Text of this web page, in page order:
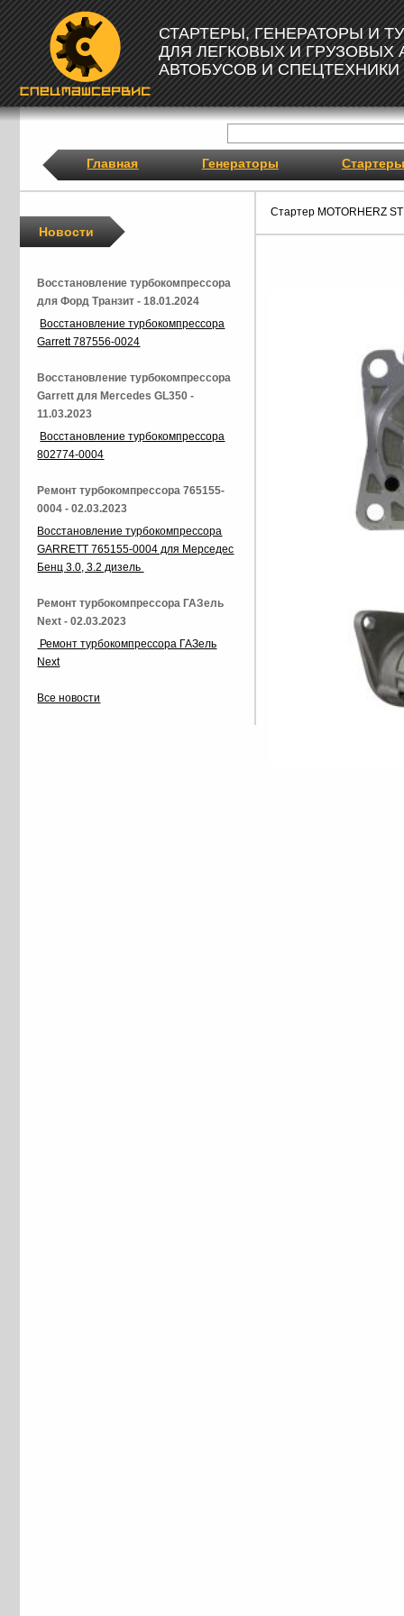
СТАРТЕРЫ, ГЕНЕРАТОРЫ И
ДЛЯ ЛЕГКОВЫХ И ГРУЗОВЫХ
АВТОБУСОВ И СПЕЦТЕХНИКИ
Главная Генераторы Стартеры
Стартер MOTORHERZ
Новости
Восстановление турбокомпрессора
для Форд Транзит - 18.01.2024
Восстановление турбокомпрессора
Garrett 787556-0024
Восстановление турбокомпрессора
Garrett для Mercedes GL350 -
11.03.2023
Восстановление турбокомпрессора
802774-0004
Ремонт турбокомпрессора 765155-
0004 - 02.03.2023
Восстановление турбокомпрессора
GARRETT 765155-0004 для Мерседес
Бенц 3.0, 3.2 дизель
Ремонт турбокомпрессора ГАЗель
Next - 02.03.2023
Ремонт турбокомпрессора ГАЗель
Next
Все новости